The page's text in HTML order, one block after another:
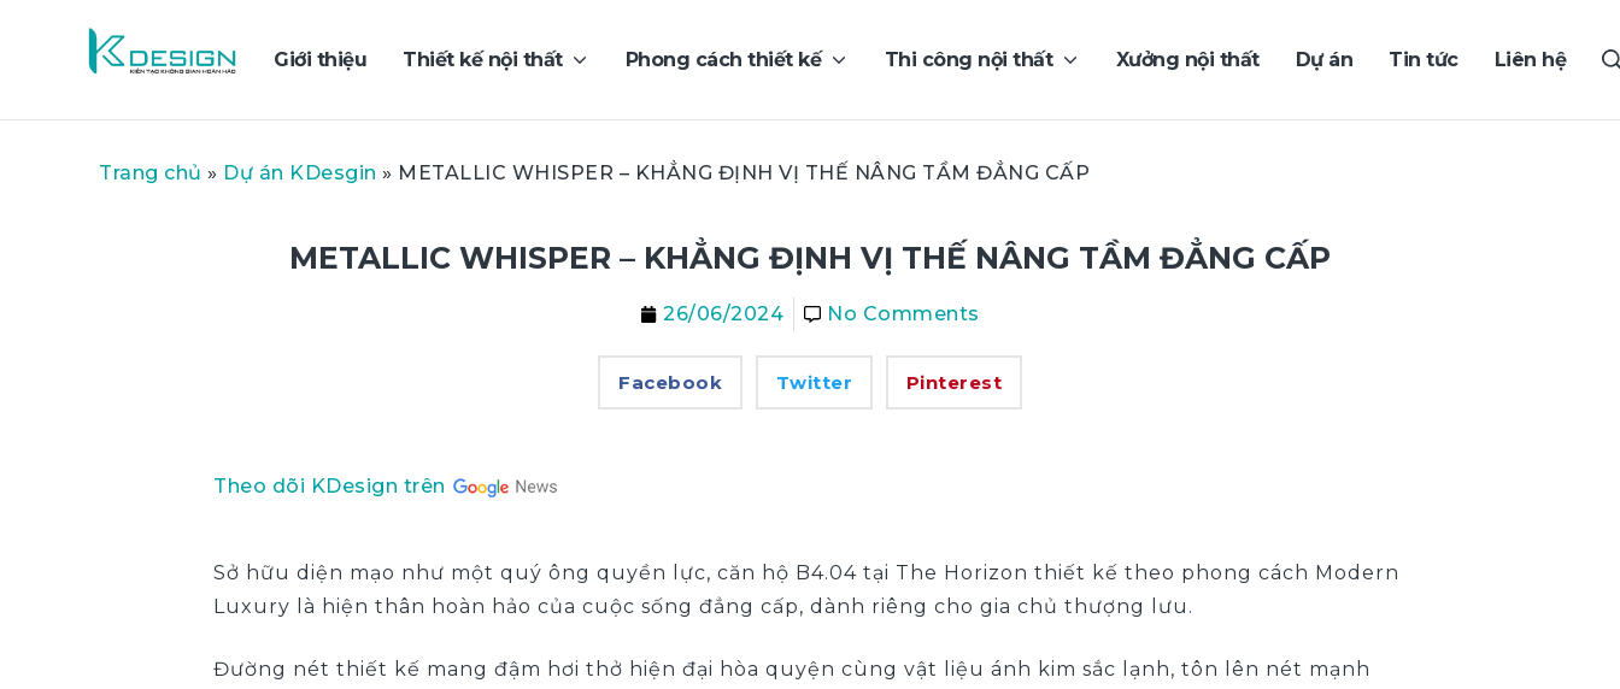
Giới thiệu Thiết kế nội thất Phong cách thiết kế Thi công nội thất Xưởng nội thất Dự án Tin tức Liên hệ
Trang chủ » Dự án KDesgin » METALLIC WHISPER – KHẲNG ĐỊNH VỊ THẾ NÂNG TẦM ĐẲNG CẤP
METALLIC WHISPER – KHẲNG ĐỊNH VỊ THẾ NÂNG TẦM ĐẲNG CẤP
26/06/2024 No Comments
Facebook Twitter Pinterest
Theo dõi KDesign trên
Sở hữu diện mạo như một quý ông quyền lực, căn hộ B4.04 tại The Horizon thiết kế theo phong cách Modern
Luxury là hiện thân hoàn hảo của cuộc sống đẳng cấp, dành riêng cho gia chủ thượng lưu.
Đường nét thiết kế mang đậm hơi thở hiện đại hòa quyện cùng vật liệu ánh kim sắc lạnh, tôn lên nét mạnh